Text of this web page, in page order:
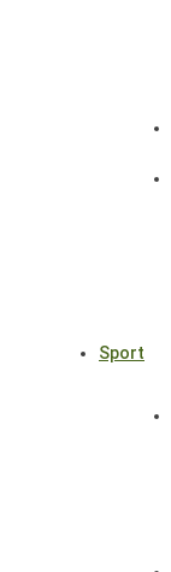
Sport